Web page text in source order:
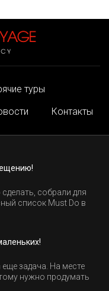
туры
Контакты
собрали для
список Must Do в
еще задача. На месте
нужно продумать